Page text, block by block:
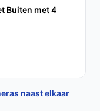
Buiten met 4
naast elkaar